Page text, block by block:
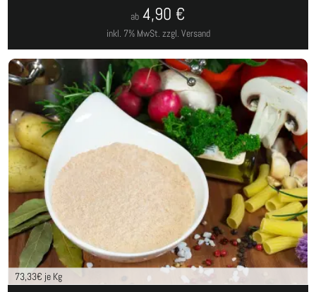
inkl. 7% MwSt. zzgl. Versand
ab 4,90 €
73,33€ je Kg